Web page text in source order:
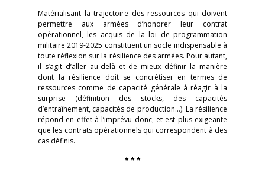
Matérialisant la trajectoire des ressources qui doivent
permettre aux armées d’honorer leur contrat
opérationnel, les acquis de la loi de programmation
militaire 2019-2025 constituent un socle indispensable à
toute réflexion sur la résilience des armées. Pour autant,
il s’agit d’aller au-delà et de mieux définir la manière
dont la résilience doit se concrétiser en termes de
ressources comme de capacité générale à réagir à la
surprise (définition des stocks, des capacités
d’entraînement, capacités de production…). La résilience
répond en effet à l’imprévu donc, et est plus exigeante
que les contrats opérationnels qui correspondent à des
cas définis.
* * *